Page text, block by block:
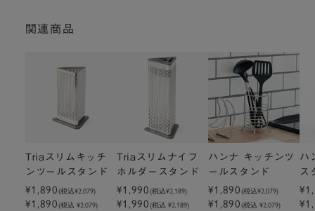
関連商品
Triaスリムキッチ
ンツールスタンド
¥1,890(税込¥2,079)
¥1,890(税込 ¥2,079)
Triaスリムナイフ
ホルダースタンド
¥1,990(税込¥2,189)
¥1,990(税込 ¥2,189)
ハンナ キッチンツ
ールスタンド
¥1,890(税込¥2,079)
¥1,890(税込 ¥2,079)
ハ
ス